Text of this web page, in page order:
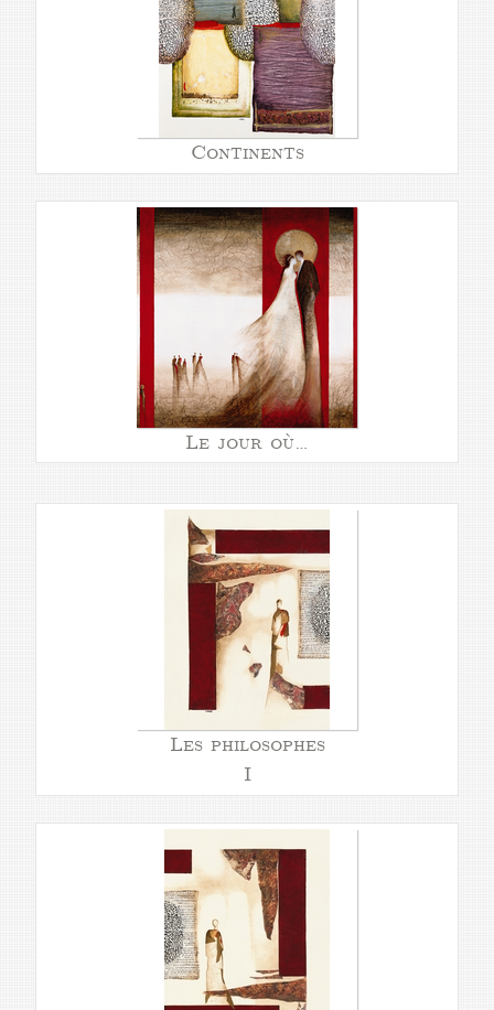
Continents
Le jour où…
Les philosophes
I